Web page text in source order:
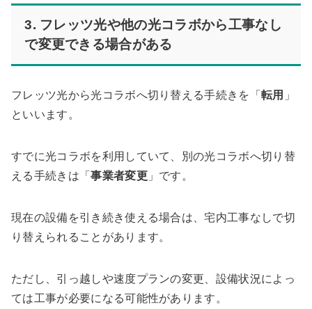
3. フレッツ光や他の光コラボから工事なし
で変更できる場合がある
フレッツ光から光コラボへ切り替える手続きを「転用 」
といいます。
すでに光コラボを利用していて、別の光コラボへ切り替
える手続きは「事業者変更」です。
現在の設備を引き続き使える場合は、宅内工事なしで切
り替えられることがあります。
ただし、引っ越しや速度プランの変更、設備状況によっ
ては工事が必要になる可能性があります。